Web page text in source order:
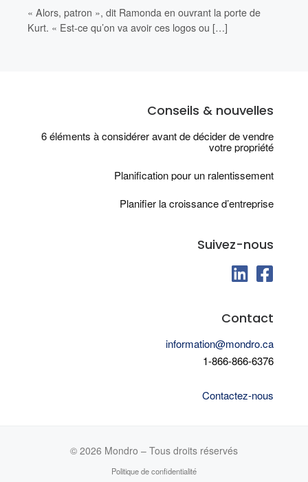
« Alors, patron », dit Ramonda en ouvrant la porte de
Kurt. « Est-ce qu’on va avoir ces logos ou […]
Conseils & nouvelles
6 éléments à considérer avant de décider de vendre
votre propriété
Planification pour un ralentissement
Planifier la croissance d’entreprise
Suivez-nous
fab fa-linkedin
Contact
information@mondro.ca
1-866-866-6376
Contactez-nous
© 2026 Mondro – Tous droits réservés
Politique de confidentialité